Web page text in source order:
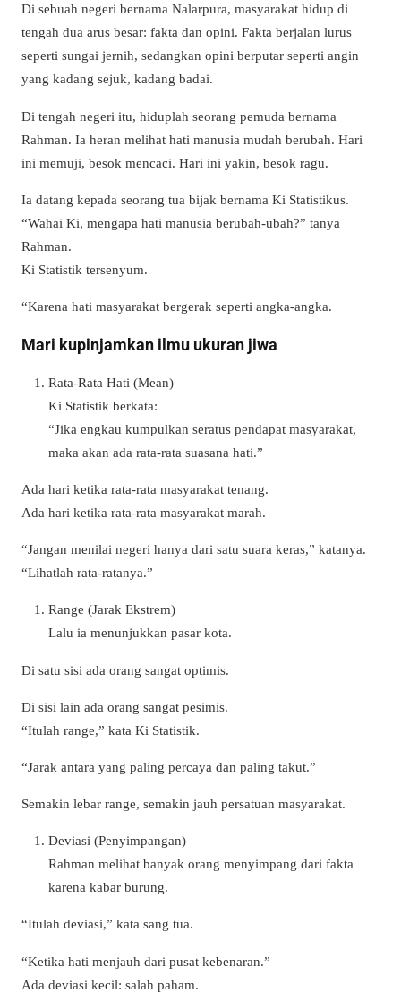
Di sebuah negeri bernama Nalarpura, masyarakat hidup di
tengah dua arus besar: fakta dan opini. Fakta berjalan lurus
seperti sungai jernih, sedangkan opini berputar seperti angin
yang kadang sejuk, kadang badai.
Di tengah negeri itu, hiduplah seorang pemuda bernama
Rahman. Ia heran melihat hati manusia mudah berubah. Hari
ini memuji, besok mencaci. Hari ini yakin, besok ragu.
Ia datang kepada seorang tua bijak bernama Ki Statistikus.
“Wahai Ki, mengapa hati manusia berubah-ubah?” tanya
Rahman.
Ki Statistik tersenyum.
“Karena hati masyarakat bergerak seperti angka-angka.
Mari kupinjamkan ilmu ukuran jiwa
Rata-Rata Hati (Mean)
Ki Statistik berkata:
“Jika engkau kumpulkan seratus pendapat masyarakat,
maka akan ada rata-rata suasana hati.”
Ada hari ketika rata-rata masyarakat tenang.
Ada hari ketika rata-rata masyarakat marah.
“Jangan menilai negeri hanya dari satu suara keras,” katanya.
“Lihatlah rata-ratanya.”
Range (Jarak Ekstrem)
Lalu ia menunjukkan pasar kota.
Di satu sisi ada orang sangat optimis.
Di sisi lain ada orang sangat pesimis.
“Itulah range,” kata Ki Statistik.
“Jarak antara yang paling percaya dan paling takut.”
Semakin lebar range, semakin jauh persatuan masyarakat.
Deviasi (Penyimpangan)
Rahman melihat banyak orang menyimpang dari fakta
karena kabar burung.
“Itulah deviasi,” kata sang tua.
“Ketika hati menjauh dari pusat kebenaran.”
Ada deviasi kecil: salah paham.